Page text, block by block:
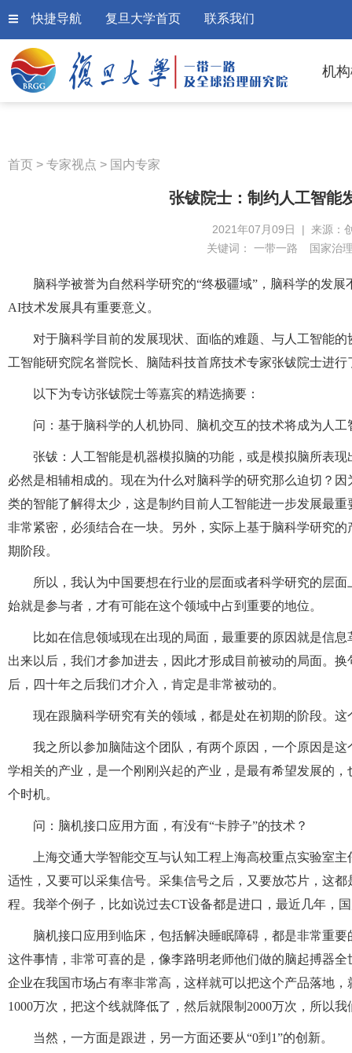
快捷导航 复旦大学首页 联系我们
机
首页 > 专家视点 > 国内专家
张钹院士：制约人工智能
2021年07月09日 | 来源：
关键词： 一带一路 国家治
脑科学被誉为自然科学研究的“终极疆域”，脑科学的发
AI技术发展具有重要意义。
对于脑科学目前的发展现状、面临的难题、与人工智能
工智能研究院名誉院长、脑陆科技首席技术专家张钹院士进行
以下为专访张钹院士等嘉宾的精选摘要：
问：基于脑科学的人机协同、脑机交互的技术将成为人
张钹：人工智能是机器模拟脑的功能，或是模拟脑所表
必然是相辅相成的。现在为什么对脑科学的研究那么迫切？
类的智能了解得太少，这是制约目前人工智能进一步发展最
非常紧密，必须结合在一块。另外，实际上基于脑科学研究
期阶段。
所以，我认为中国要想在行业的层面或者科学研究的层
始就是参与者，才有可能在这个领域中占到重要的地位。
比如在信息领域现在出现的局面，最重要的原因就是信
出来以后，我们才参加进去，因此才形成目前被动的局面。
后，四十年之后我们才介入，肯定是非常被动的。
现在跟脑科学研究有关的领域，都是处在初期的阶段。
我之所以参加脑陆这个团队，有两个原因，一个原因是
学相关的产业，是一个刚刚兴起的产业，是最有希望发展的
个时机。
问：脑机接口应用方面，有没有“卡脖子”的技术？
上海交通大学智能交互与认知工程上海高校重点实验室
适性，又要可以采集信号。采集信号之后，又要放芯片，这
程。我举个例子，比如说过去CT设备都是进口，最近几年，
脑机接口应用到临床，包括解决睡眠障碍，都是非常重
这件事情，非常可喜的是，像李路明老师他们做的脑起搏器
企业在我国市场占有率非常高，这样就可以把这个产品落地
1000万次，把这个线就降低了，然后就限制2000万次，所以
当然，一方面是跟进，另一方面还要从“0到1”的创新。